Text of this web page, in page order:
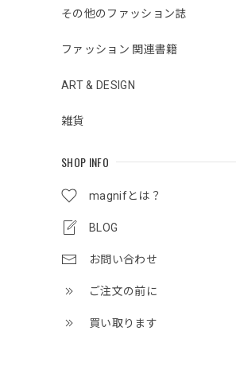
その他のファッション誌
ファッション 関連書籍
ART & DESIGN
雑貨
SHOP INFO
magnifとは？
BLOG
お問い合わせ
ご注文の前に
買い取ります